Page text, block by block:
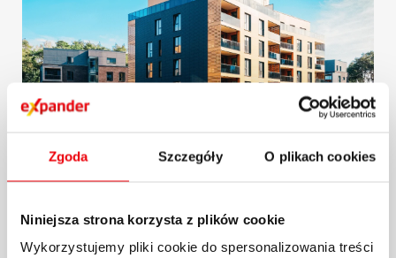
Zgoda Szczegóły O plikach cookies
Niniejsza strona korzysta z plików cookie
Wykorzystujemy pliki cookie do spersonalizowania treści
Raport Expandera i Rentier.io –
kw. 2024 r...